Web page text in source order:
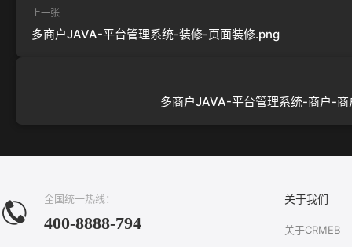
上一张
多商户JAVA-平台管理系统-装修-页面装修.png
多商户JAVA-平台管理系统-商户-
全国统一热线：
400-8888-794
关于我们
关于CRMEB